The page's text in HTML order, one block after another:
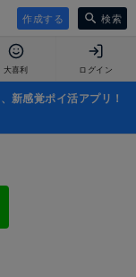
作成する 検索
大喜利 ログイン
新感覚ポイ活アプリ！